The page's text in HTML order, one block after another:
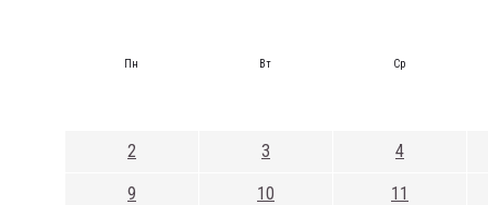
Пн Вт Ср
2 3 4
9 10 11